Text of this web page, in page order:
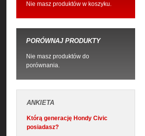
Nie masz produktów w koszyku.
PORÓWNAJ PRODUKTY
Nie masz produktów do
porównania.
ANKIETA
Którą generację Hondy Civic
posiadasz?